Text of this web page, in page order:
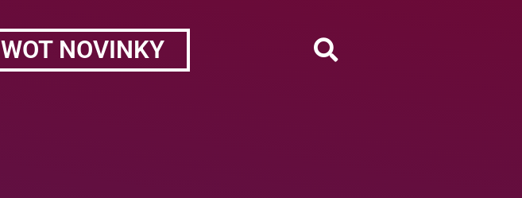
WOT NOVINKY